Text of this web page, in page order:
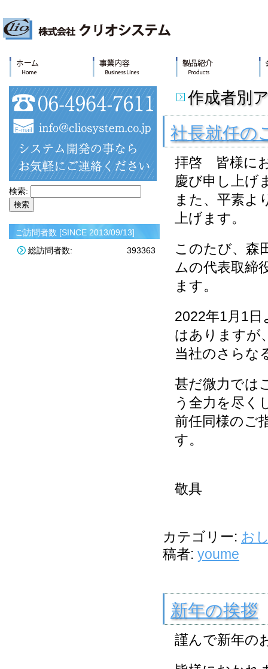
検索:
ご訪問者数 [SINCE 2013/09/13]
393363
総訪問者数:
作成者別
社長就任の
拝啓 皆様に
慶び申し上げ
また、平素よ
上げます。
このたび、森
ムの代表取締
ます。
2022年1月1
はありますが
当社のさらな
甚だ微力では
う全力を尽く
前任同様のご
す。
敬具
カテゴリー: お
稿者: youme
新年の挨拶
謹んで新年の